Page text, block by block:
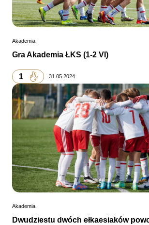
Akademia
Gra Akademia ŁKS (1-2 VI)
1 31.05.2024
Akademia
Dwudziestu dwóch ełkaesiaków